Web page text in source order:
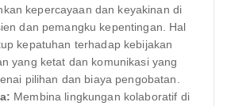
kepercayaan dan keyakinan di
dan pemangku kepentingan. Hal
kepatuhan terhadap kebijakan
yang ketat dan komunikasi yang
pilihan dan biaya pengobatan.
Membina lingkungan kolaboratif di